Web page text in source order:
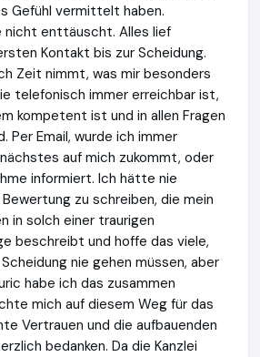
Gefühl vermittelt haben.
nicht enttäuscht. Alles lief
Kontakt bis zur Scheidung.
Zeit nimmt, was mir besonders
telefonisch immer erreichbar ist,
kompetent ist und in allen Fragen
Per Email, wurde ich immer
auf mich zukommt, oder
informiert. Ich hätte nie
zu schreiben, die mein
in solch einer traurigen
beschreibt und hoffe das viele,
nie gehen müssen, aber
habe ich das zusammen
mich auf diesem Weg für das
Vertrauen und die aufbauenden
bedanken. Da die Kanzlei